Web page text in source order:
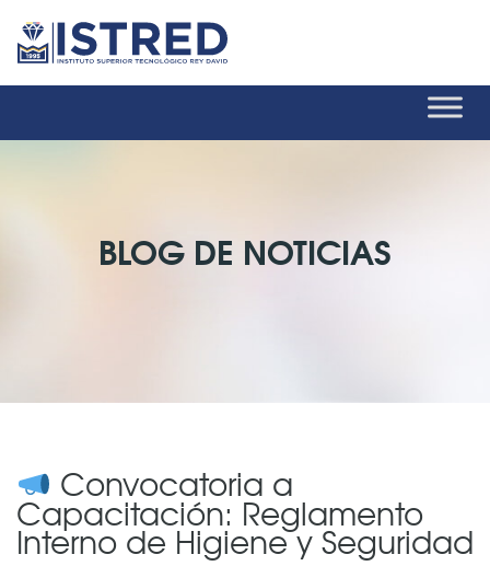
BLOG DE NOTICIAS
Convocatoria a
Capacitación: Reglamento
Interno de Higiene y Seguridad